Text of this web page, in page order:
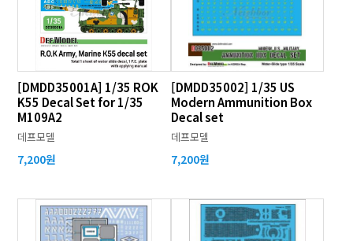
[DMDD35001A] 1/35 ROK
K55 Decal Set for 1/35
M109A2
데프모델
7,200원
[DMDD35002] 1/35 US
Modern Ammunition Box
Decal set
데프모델
7,200원